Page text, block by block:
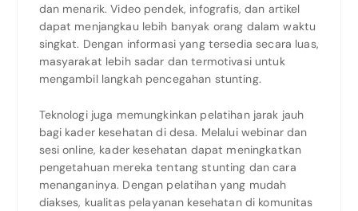
dan menarik. Video pendek, infografis, dan artikel
dapat menjangkau lebih banyak orang dalam waktu
singkat. Dengan informasi yang tersedia secara luas,
masyarakat lebih sadar dan termotivasi untuk
mengambil langkah pencegahan stunting.
Teknologi juga memungkinkan pelatihan jarak jauh
bagi kader kesehatan di desa. Melalui webinar dan
sesi online, kader kesehatan dapat meningkatkan
pengetahuan mereka tentang stunting dan cara
menanganinya. Dengan pelatihan yang mudah
diakses, kualitas pelayanan kesehatan di komunitas